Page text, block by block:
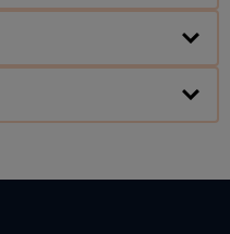
dual antenna